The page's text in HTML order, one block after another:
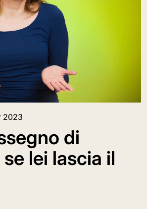
2023
di
lei lascia il